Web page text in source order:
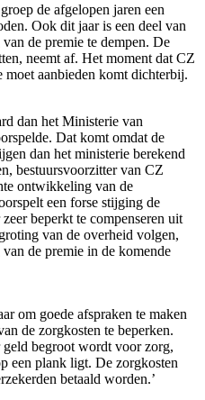
de afgelopen jaren een
Ook dit jaar is een deel van
de premie te dempen. De
neemt af. Het moment dat CZ
moet aanbieden komt dichterbij.
dan het Ministerie van
Dat komt omdat de
dan het ministerie berekend
bestuursvoorzitter van CZ
ontwikkeling van de
een forse stijging de
beperkt te compenseren uit
van de overheid volgen,
de premie in de komende
om goede afspraken te maken
de zorgkosten te beperken.
begroot wordt voor zorg,
een plank ligt. De zorgkosten
betaald worden.’